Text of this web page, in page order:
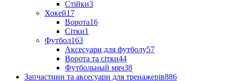
Стійки3
Хокей17
Ворота16
Сітки1
Футбол163
Аксесуари для футболу57
Ворота та сітки44
Футбольный мяч38
Запчастини та аксесуари для тренажерів886